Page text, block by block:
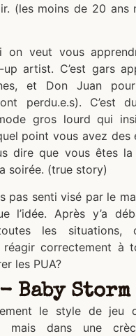
(les moins de 20 ans
on veut vous
artist. C’est gars
et Don Juan pour
perdu.e.s). C’est
gros lourd qui
point vous avez des
dire que vous êtes la
soirée. (true story)
pas senti visé par le
l’idée. Après y’a
les situations,
correctement à
les PUA?
Baby Storm
le style de jeu
mais dans une